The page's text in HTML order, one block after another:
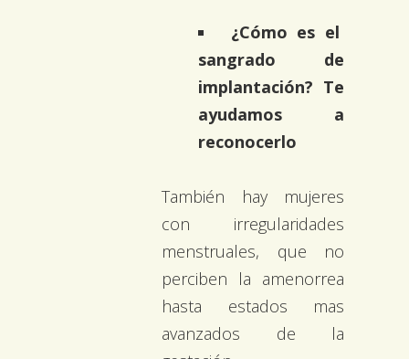
¿Cómo es el
sangrado de
implantación? Te
ayudamos a
reconocerlo
También hay mujeres
con irregularidades
menstruales, que no
perciben la amenorrea
hasta estados mas
avanzados de la